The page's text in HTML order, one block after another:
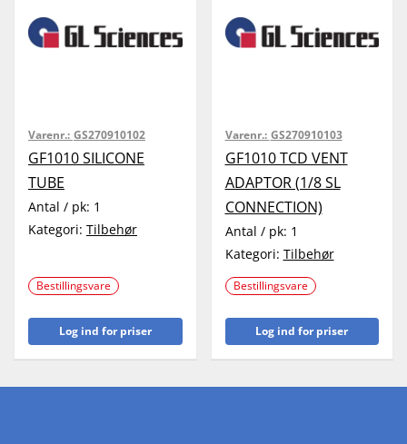
Varenr.: GS270910102
GF1010 SILICONE
TUBE
Antal / pk: 1
Kategori: Tilbehør
Bestillingsvare
Log ind for priser
Varenr.: GS270910103
GF1010 TCD VENT
ADAPTOR (1/8 SL
CONNECTION)
Antal / pk: 1
Kategori: Tilbehør
Bestillingsvare
Log ind for priser